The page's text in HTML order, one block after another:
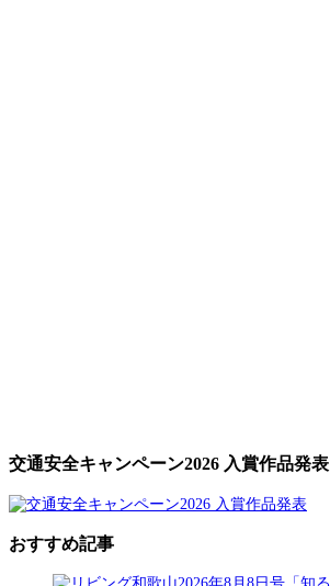
交通安全キャンペーン2026 入賞作品発表
おすすめ記事